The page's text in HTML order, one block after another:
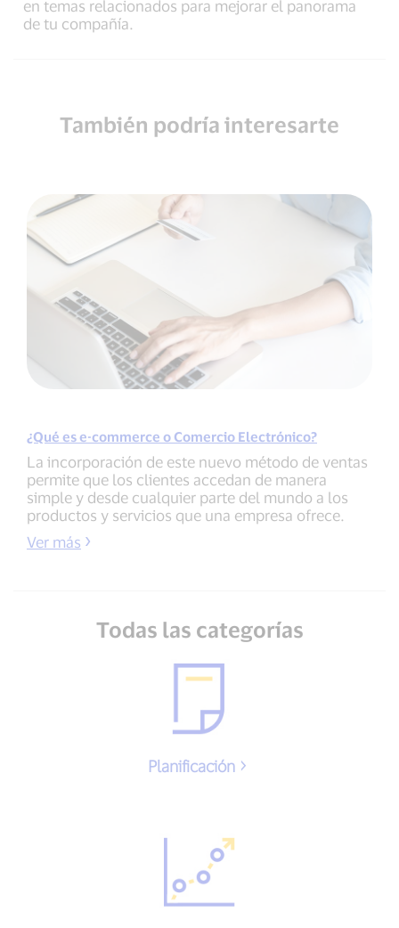
en temas relacionados para mejorar el panorama
de tu compañía.
También podría interesarte
¿Qué es e-commerce o Comercio Electrónico?
La incorporación de este nuevo método de ventas
permite que los clientes accedan de manera
simple y desde cualquier parte del mundo a los
productos y servicios que una empresa ofrece.
Ver más
Todas las categorías
Planificación